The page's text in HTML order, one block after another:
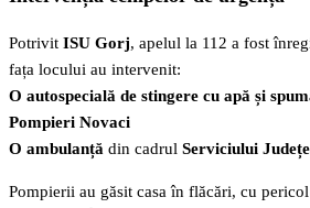
Potrivit ISU Gorj, apelul la 112 a fost
fața locului au intervenit:
O autospecială de stingere cu apă și
Pompieri Novaci
O ambulanță din cadrul Serviciului
Pompierii au găsit casa în flăcări, cu